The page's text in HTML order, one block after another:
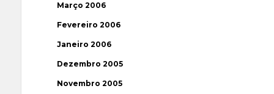
Março 2006
Fevereiro 2006
Janeiro 2006
Dezembro 2005
Novembro 2005